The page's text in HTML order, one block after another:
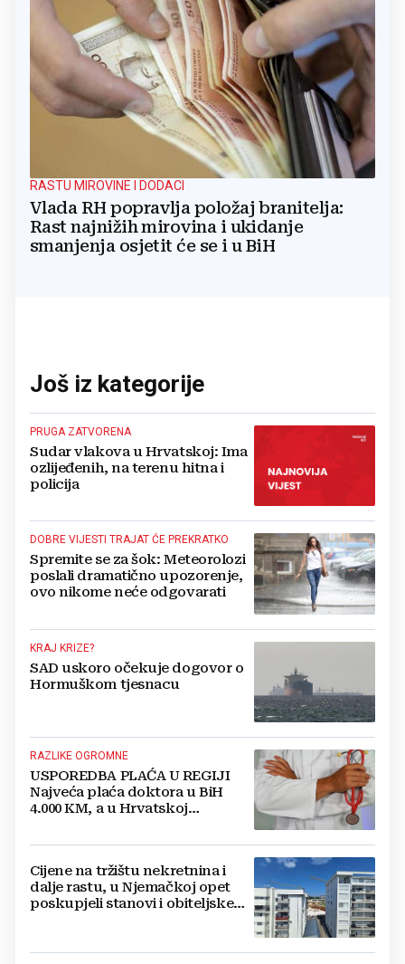
RASTU MIROVINE I DODACI
Vlada RH popravlja položaj branitelja:
Rast najnižih mirovina i ukidanje
smanjenja osjetit će se i u BiH
Još iz kategorije
PRUGA ZATVORENA
Sudar vlakova u Hrvatskoj: Ima
ozlijeđenih, na terenu hitna i
policija
DOBRE VIJESTI TRAJAT ĆE PREKRATKO
Spremite se za šok: Meteorolozi
poslali dramatično upozorenje,
ovo nikome neće odgovarati
KRAJ KRIZE?
SAD uskoro očekuje dogovor o
Hormuškom tjesnacu
RAZLIKE OGROMNE
USPOREDBA PLAĆA U REGIJI
Najveća plaća doktora u BiH
4.000 KM, a u Hrvatskoj
Cijene na tržištu nekretnina i
dalje rastu, u Njemačkoj opet
poskupjeli stanovi i obiteljske